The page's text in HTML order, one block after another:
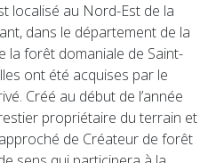
localisé au Nord-Est de la
dans le département de la
la forêt domaniale de Saint-
ont été acquises par le
Créé au début de l’année
propriétaire du terrain et
de Créateur de forêt